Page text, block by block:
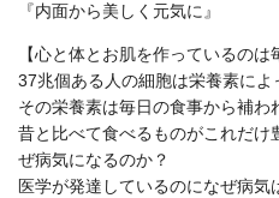
『内面から美しく元気に』
【心と体とお肌を作っているのは
37兆個ある人の細胞は栄養素によ
その栄養素は毎日の食事から補わ
昔と比べて食べるものがこれだけ
ぜ病気になるのか？
医学が発達しているのになぜ病気